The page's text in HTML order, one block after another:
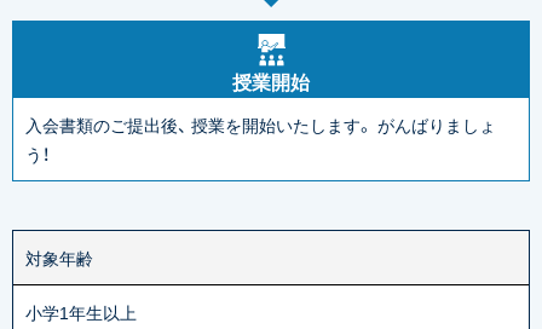
授業開始
入会書類のご提出後、 授業を開始いたします。 がんばりましょ
う！
対象年齢
小学1年生以上